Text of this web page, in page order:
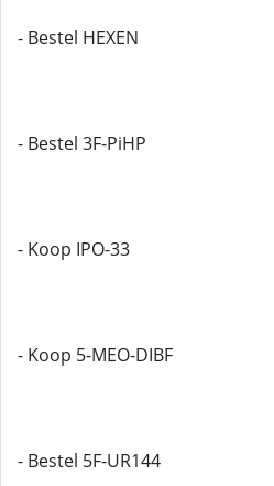
- Bestel HEXEN
- Bestel 3F-PiHP
- Koop IPO-33
- Koop 5-MEO-DIBF
- Bestel 5F-UR144